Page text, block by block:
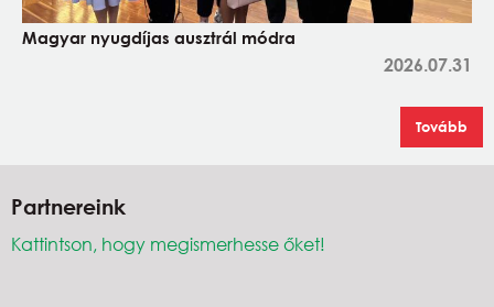
Magyar nyugdíjas ausztrál módra
2026.07.31
Tovább
Partnereink
Kattintson, hogy megismerhesse őket!